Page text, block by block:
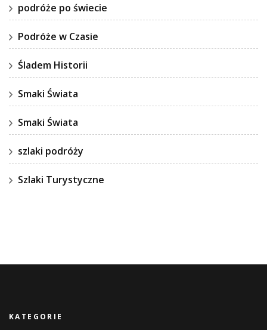
podróże po świecie
Podróże w Czasie
Śladem Historii
Smaki Świata
Smaki Świata
szlaki podróży
Szlaki Turystyczne
KATEGORIE